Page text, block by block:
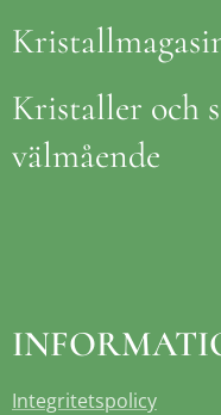
Kristaller och
välmående
Integritetspolicy